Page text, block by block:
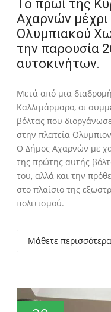
Το πρωί της
Αχαρνών μέχρι
Ολυμπιακού
την παρουσία
αυτοκινήτων.
Μετά από μια
Καλλιμάρμαρο, οι
βόλτας που
στην πλατεία
Ο Δήμος Αχαρνών με
της πρώτης αυτής
του, αλλά και την
στο πλαίσιο της
πολιτισμού.
Μάθετε περισσότερα